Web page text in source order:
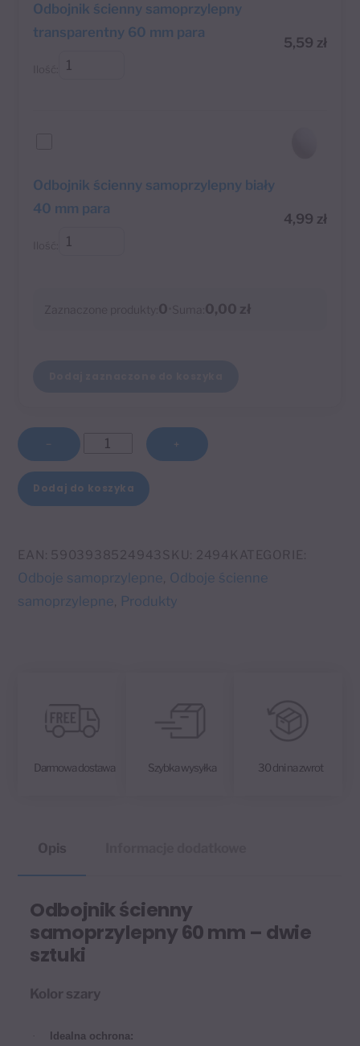
Odbojnik ścienny samoprzylepny
transparentny 60 mm para
5,59 zł
Odbojnik ścienny samoprzylepny biały
40 mm para
4,99 zł
0 0,00 zł
−
ilość
ścienny
samoprzylepny
60
mm
para
+
Dodaj do koszyka
e
r
n
EAN: 5903938524943 SKU: 2494 KATEGORIE:
Odboje samoprzylepne, Odboje ścienne
samoprzylepne, Produkty
Darmowa dostawa Szybka wysyłka 30 dni na zwrot
Odbojnik ścienny
samoprzylepny 60 mm – dwie
sztuki
Kolor szary
Idealna ochrona: